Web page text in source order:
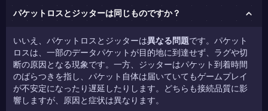
パケットロスとジッターは同じものですか？
いいえ、パケットロスとジッターは異なる問題です。パケット
ロスは、一部のデータパケットが目的地に到達せず、ラグや切
断の原因となる現象です。一方、ジッターはパケット到着時間
のばらつきを指し、パケット自体は届いていてもゲームプレイ
が不安定になったり遅延したりします。どちらも接続品質に影
響しますが、原因と症状は異なります。